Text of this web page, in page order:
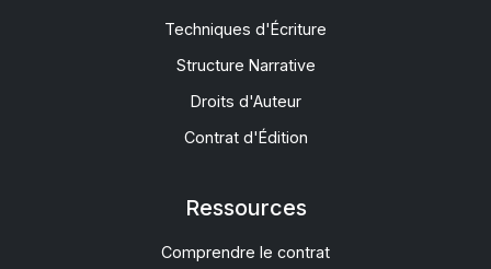
Techniques d'Écriture
Structure Narrative
Droits d'Auteur
Contrat d'Édition
Ressources
Comprendre le contrat